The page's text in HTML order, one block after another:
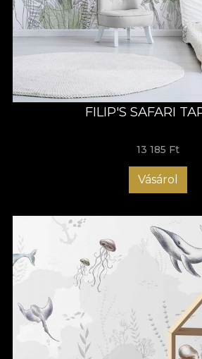
FILIP'S SAFARI
13 185 Ft
Vásárol